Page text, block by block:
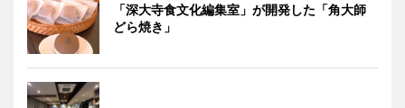
「深大寺食文化編集室」が開発した「角大師
どら焼き」